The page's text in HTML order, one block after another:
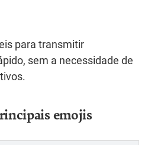
para transmitir
sem a necessidade de
emojis